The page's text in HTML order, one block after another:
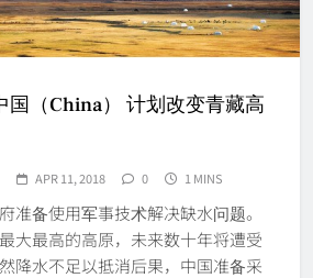
国（China） 计划改变青藏高
APR 11, 2018 0 1 MINS
准备使用军事技术解决缺水问题。
大最高的高原，未来数十年将遭受
降水不足以抵消后果，中国准备采